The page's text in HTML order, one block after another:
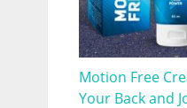
Motion Free
Your Back and